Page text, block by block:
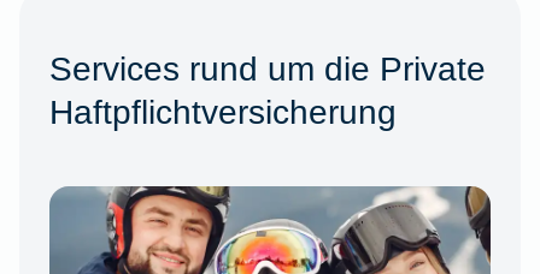
Services rund um die Private
Haftpflichtversicherung